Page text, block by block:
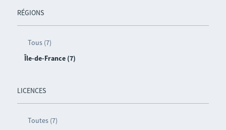
RÉGIONS
Tous (7)
Île-de-France (7)
LICENCES
Toutes (7)